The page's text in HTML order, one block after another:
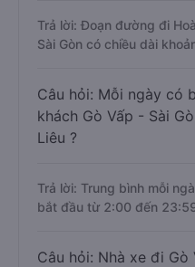
Trả lời: Đoạn đường đi
Sài Gòn có chiều dài
Câu hỏi: Mỗi ngày có
khách Gò Vấp - Sài
Liêu ?
Trả lời: Trung bình mỗi
bắt đầu từ 2:00 đến
Câu hỏi: Nhà xe đi Gò